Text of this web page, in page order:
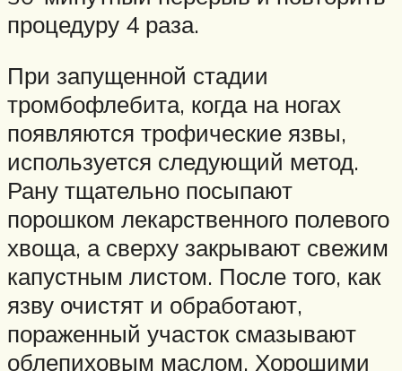
процедуру 4 раза.
При запущенной стадии
тромбофлебита, когда на ногах
появляются трофические язвы,
используется следующий метод.
Рану тщательно посыпают
порошком лекарственного полевого
хвоща, а сверху закрывают свежим
капустным листом. После того, как
язву очистят и обработают,
пораженный участок смазывают
облепиховым маслом. Хорошими